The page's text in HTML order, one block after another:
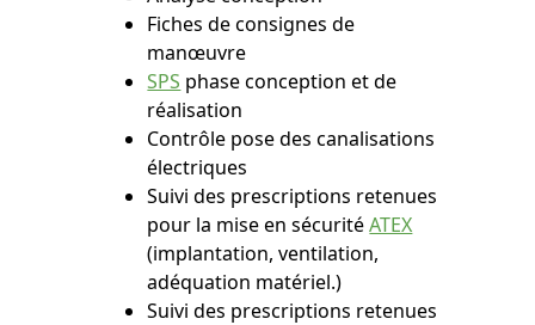
Fiches de consignes de
manœuvre
SPS phase conception et de
réalisation
Contrôle pose des canalisations
électriques
Suivi des prescriptions retenues
pour la mise en sécuritéATEX
(implantation, ventilation,
adéquation matériel.)
Suivi des prescriptions retenues